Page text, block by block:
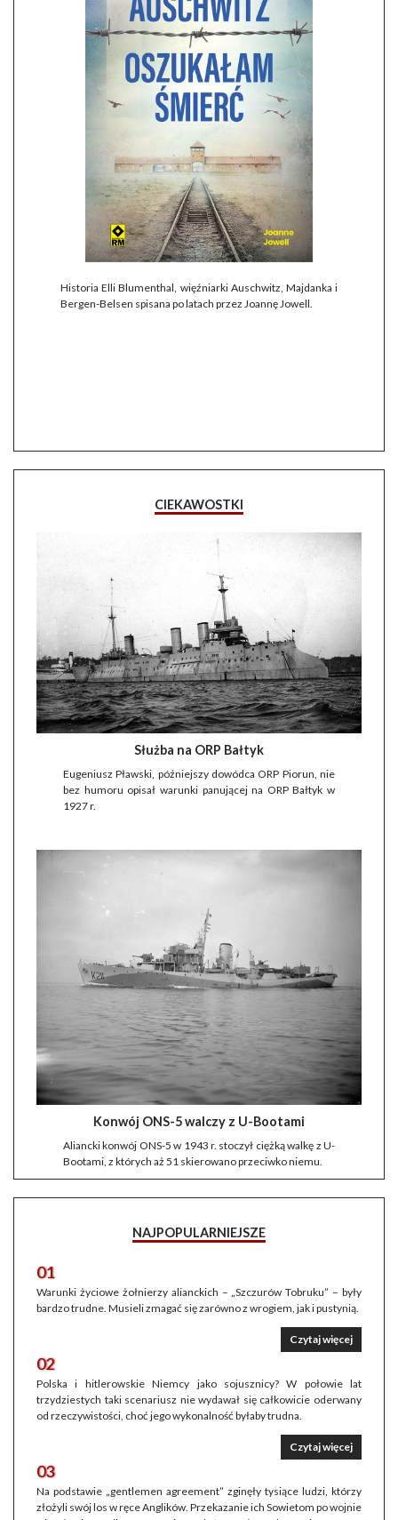
Historia Elli Blumenthal, więźniarki Auschwitz, Majdanka i
Bergen-Belsen spisana po latach przez Joannę Jowell.
CIEKAWOSTKI
Służba na ORP Bałtyk
Eugeniusz Pławski, późniejszy dowódca ORP Piorun, nie
bez humoru opisał warunki panującej na ORP Bałtyk w
1927 r.
Konwój ONS-5 walczy z U-Bootami
Aliancki konwój ONS-5 w 1943 r. stoczył ciężką walkę z U-
Bootami, z których aż 51 skierowano przeciwko niemu.
NAJPOPULARNIEJSZE
01
Warunki życiowe żołnierzy alianckich – „Szczurów Tobruku” – były
bardzo trudne. Musieli zmagać się zarówno z wrogiem, jak i pustynią.
Czytaj więcej
02
Polska i hitlerowskie Niemcy jako sojusznicy? W połowie lat
trzydziestych taki scenariusz nie wydawał się całkowicie oderwany
od rzeczywistości, choć jego wykonalność byłaby trudna.
Czytaj więcej
03
Na podstawie „gentlemen agreement” zginęły tysiące ludzi, którzy
złożyli swój los w ręce Anglików. Przekazanie ich Sowietom po wojnie